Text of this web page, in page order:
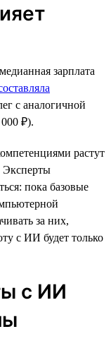
зарплата
с аналогичной
₽).
растут
Эксперты
пока базовые
за них,
с ИИ будет только
с ИИ